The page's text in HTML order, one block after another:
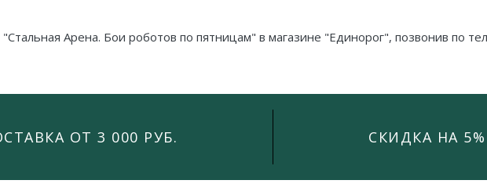
Арена. Бои роботов по пятницам" в магазине "Единорог", позвонив по
ОТ 3 000 РУБ. СКИДКА НА